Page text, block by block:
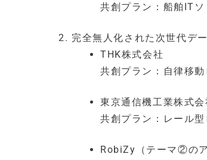
共創プラン：船舶IT
完全無人化された次世代デ
THK株式会社
共創プラン：自律移
東京通信機工業株式会
共創プラン：レール
RobiZy（テーマ②の